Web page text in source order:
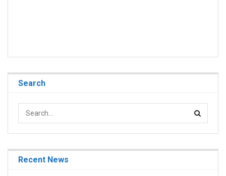
Search
Recent News